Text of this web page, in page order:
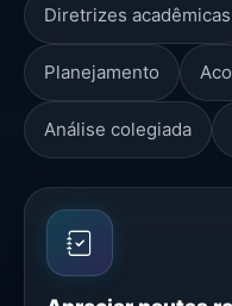
Diretrizes acadêmicas
Planejamento
Análise colegiada